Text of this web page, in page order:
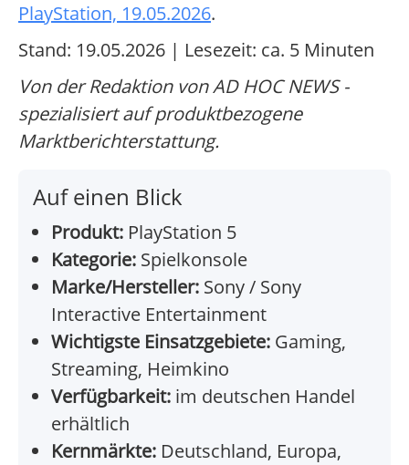
PlayStation, 19.05.2026.
Stand: 19.05.2026 | Lesezeit: ca. 5 Minuten
Von der Redaktion von AD HOC NEWS -
spezialisiert auf produktbezogene
Marktberichterstattung.
Auf einen Blick
Produkt: PlayStation 5
Kategorie: Spielkonsole
Marke/Hersteller: Sony / Sony
Interactive Entertainment
Wichtigste Einsatzgebiete: Gaming,
Streaming, Heimkino
Verfügbarkeit: im deutschen Handel
erhältlich
Kernmärkte: Deutschland, Europa,